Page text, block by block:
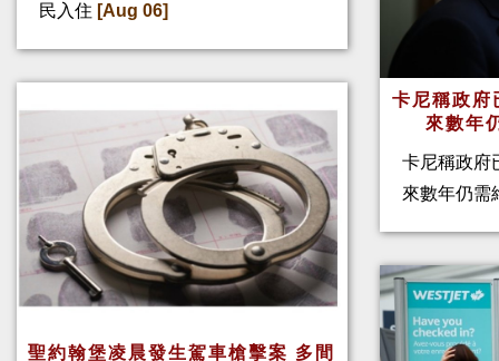
民入住 [Aug 06]
聖約翰堡凌晨發生駕車槍擊案 多間
卡尼稱政府
來數年
卡尼稱政府
來數年仍需